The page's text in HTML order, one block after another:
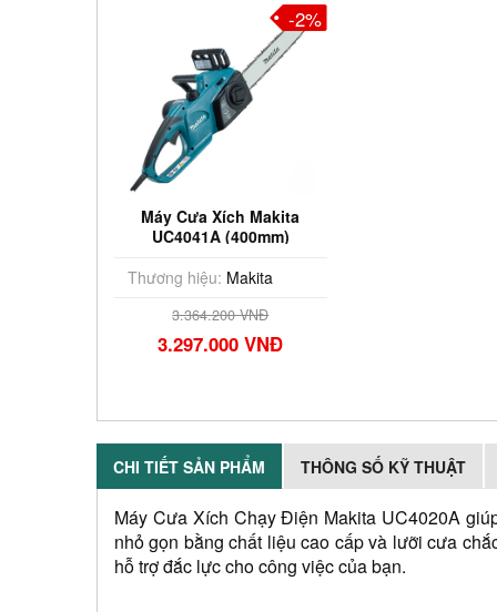
Máy Cưa Xích Makita
UC4041A (400mm)
Thương hiệu: Makita
3.364.200 VNĐ
3.297.000 VNĐ
-2%
CHI TIẾT SẢN PHẨM THÔNG SỐ KỸ THUẬT
Máy Cưa Xích Chạy Điện Makita UC4020A
nhỏ gọn bằng chất liệu cao cấp và lưỡi cưa
hỗ trợ đắc lực cho công việc của bạn.